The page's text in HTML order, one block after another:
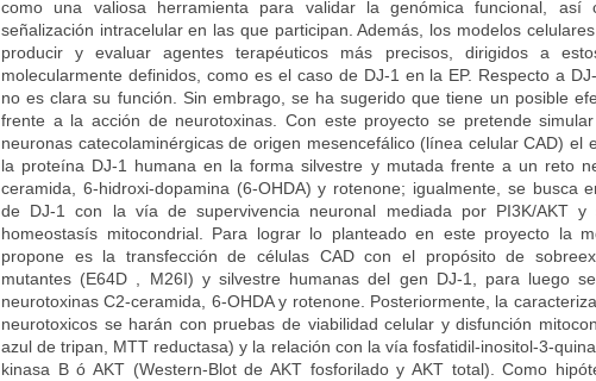
como una valiosa herramienta para validar la genómica funcional, así
señalización intracelular en las que participan. Además, los modelos
producir y evaluar agentes terapéuticos más precisos, dirigidos a
molecularmente definidos, como es el caso de DJ-1 en la EP. Respecto a
no es clara su función. Sin embrago, se ha sugerido que tiene un posible
frente a la acción de neurotoxinas. Con este proyecto se pretende
neuronas catecolaminérgicas de origen mesencefálico (línea celular CAD) el
la proteína DJ-1 humana en la forma silvestre y mutada frente a un reto
ceramida, 6-hidroxi-dopamina (6-OHDA) y rotenone; igualmente, se busca
de DJ-1 con la vía de supervivencia neuronal mediada por PI3K/AKT
homeostasís mitocondrial. Para lograr lo planteado en este proyecto la
propone es la transfección de células CAD con el propósito de
mutantes (E64D , M26I) y silvestre humanas del gen DJ-1, para luego
neurotoxinas C2-ceramida, 6-OHDA y rotenone. Posteriormente, la
neurotoxicos se harán con pruebas de viabilidad celular y disfunción
azul de tripan, MTT reductasa) y la relación con la vía fosfatidil-inositol-3-
kinasa B ó AKT (Western-Blot de AKT fosforilado y AKT total). Como